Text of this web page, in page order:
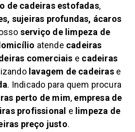
de cadeiras estofadas,
sujeiras profundas, ácaros
serviço de limpeza de
atende cadeiras
comerciais e cadeiras
lavagem de cadeirase
. Indicado para quem procura
perto de mim, empresa de
profissional e limpeza de
preço justo.